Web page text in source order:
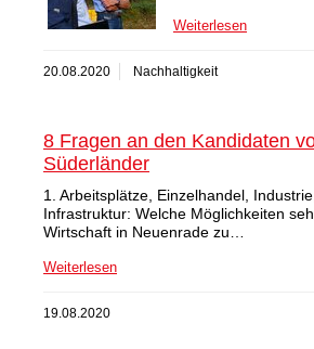
Weiterlesen
20.08.2020 Nachhaltigkeit
8 Fragen an den Kandidaten
Süderländer
1. Arbeitsplätze, Einzelhandel,
Infrastruktur: Welche Möglichkeiten
Wirtschaft in Neuenrade zu…
Weiterlesen
19.08.2020